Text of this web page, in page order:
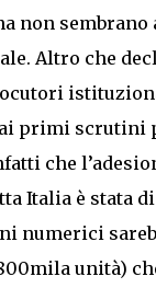
non sembrano
Altro che
primi scrutini
che
Italia è stata
numerici
unità)